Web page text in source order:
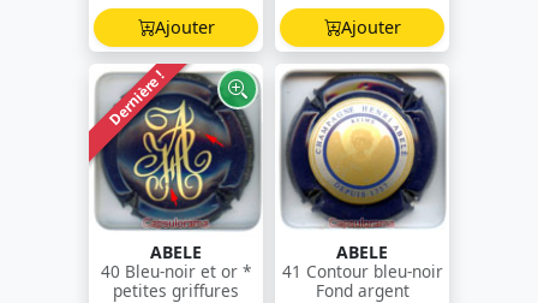
Ajouter Ajouter
Dernière !
ABELE
40 Bleu-noir et or *
petites griffures
ABELE
41 Contour bleu-noir
Fond argent